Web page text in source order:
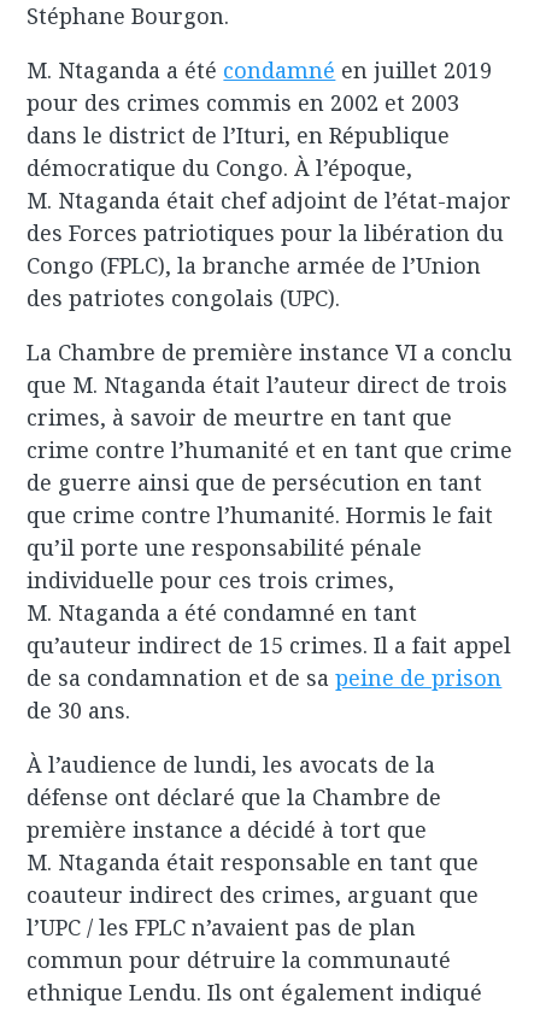
Stéphane Bourgon.
M. Ntaganda a été condamné en juillet 2019
pour des crimes commis en 2002 et 2003
dans le district de l’Ituri, en République
démocratique du Congo. À l’époque,
M. Ntaganda était chef adjoint de l’état-major
des Forces patriotiques pour la libération du
Congo (FPLC), la branche armée de l’Union
des patriotes congolais (UPC).
La Chambre de première instance VI a conclu
que M. Ntaganda était l’auteur direct de trois
crimes, à savoir de meurtre en tant que
crime contre l’humanité et en tant que crime
de guerre ainsi que de persécution en tant
que crime contre l’humanité. Hormis le fait
qu’il porte une responsabilité pénale
individuelle pour ces trois crimes,
M. Ntaganda a été condamné en tant
qu’auteur indirect de 15 crimes. Il a fait appel
de sa condamnation et de sapeine de prison
de 30 ans.
À l’audience de lundi, les avocats de la
défense ont déclaré que la Chambre de
première instance a décidé à tort que
M. Ntaganda était responsable en tant que
coauteur indirect des crimes, arguant que
l’UPC / les FPLC n’avaient pas de plan
commun pour détruire la communauté
ethnique Lendu. Ils ont également indiqué